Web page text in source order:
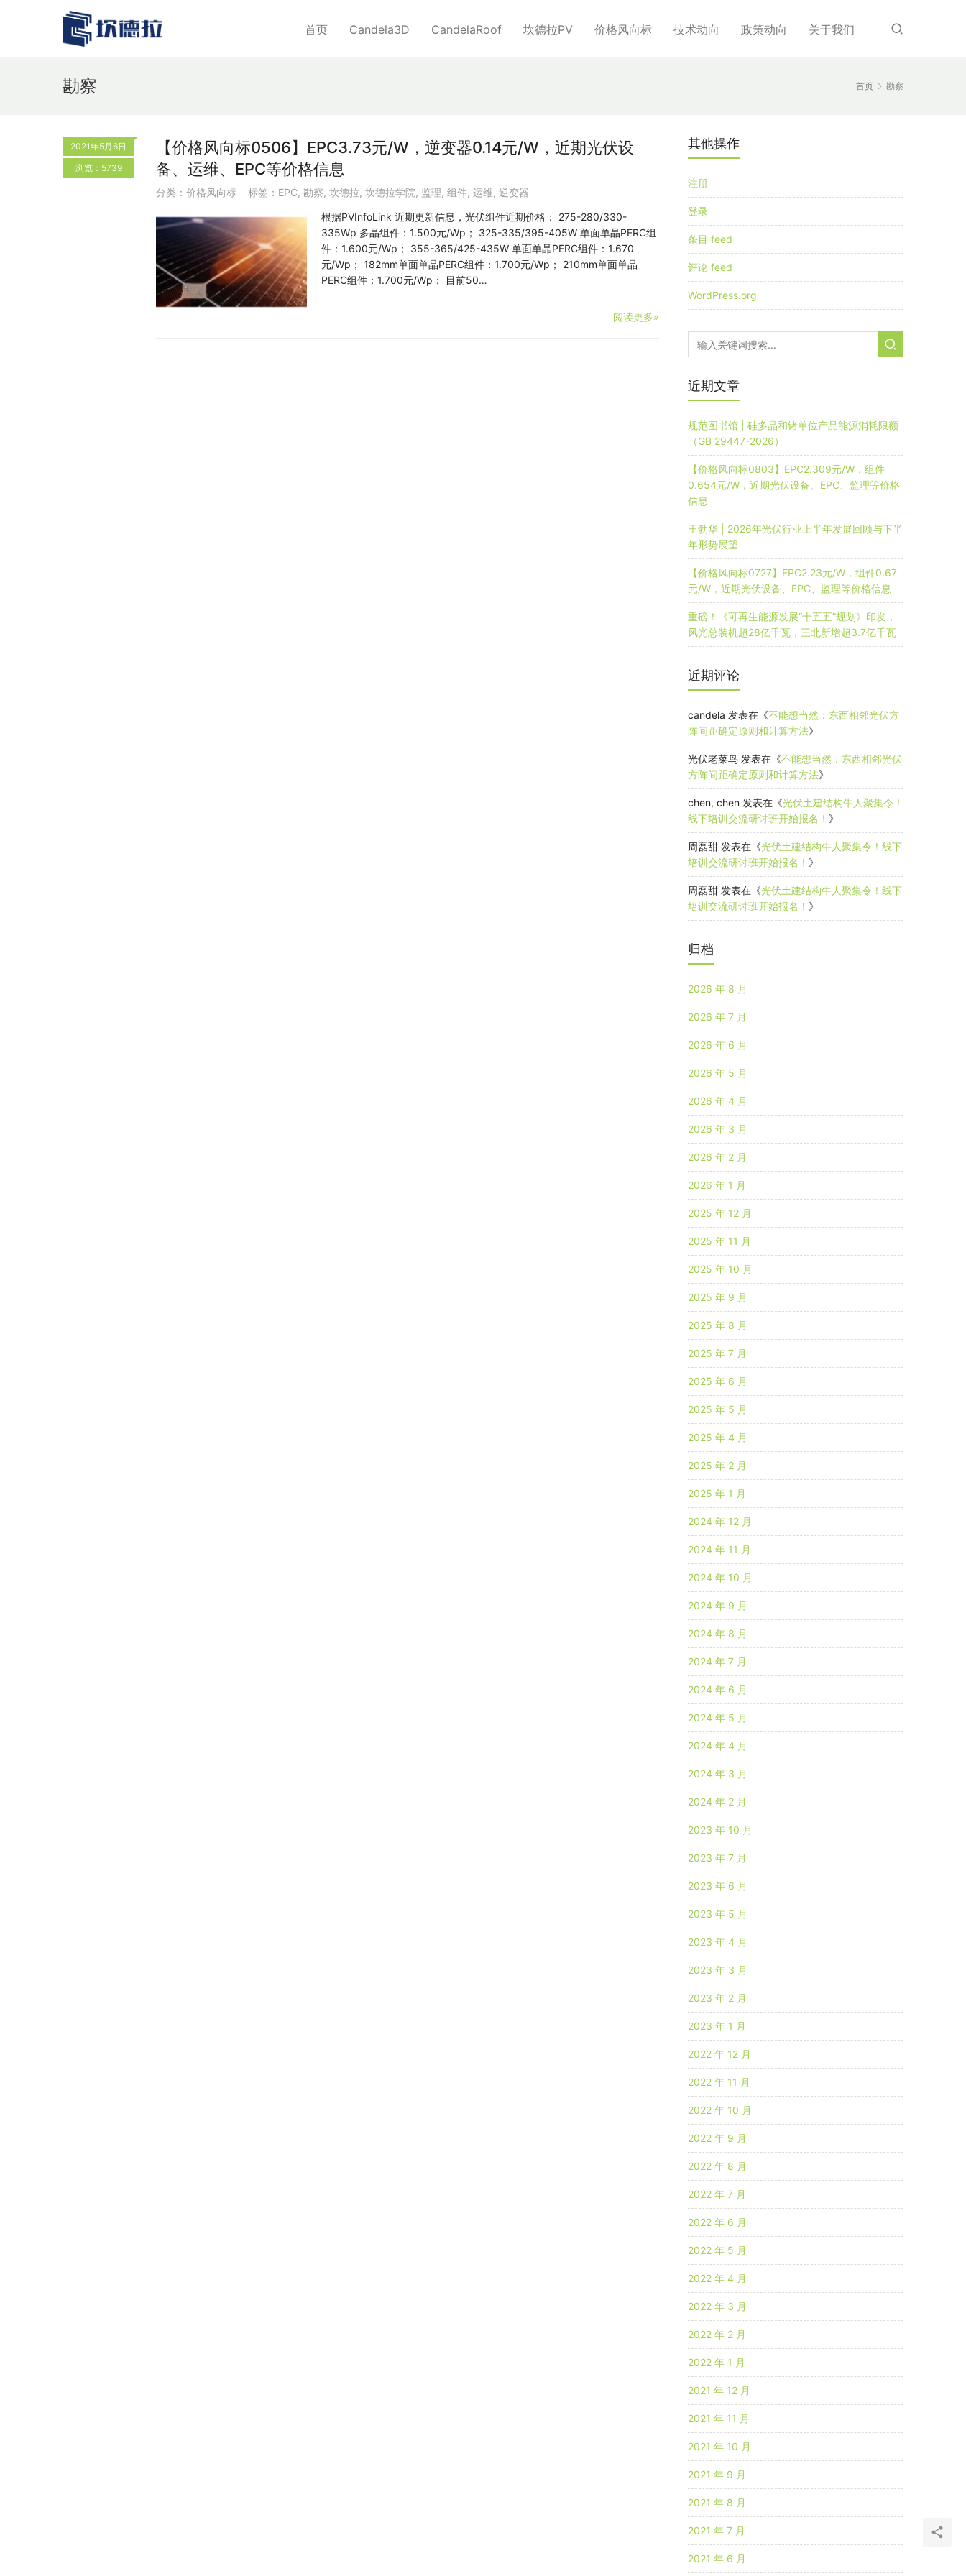
首页 Candela3D CandelaRoof 坎德拉PV 价格风向标 技术动向 政策动向 关于我们
首页 勘察
勘察
2021年5月6日
浏览：5739
【价格风向标0506】EPC3.73元/W，逆变器0.14元/W，近期光伏设
备、运维、EPC等价格信息
分类： 价格风向标 标签： EPC, 勘察, 坎德拉, 坎德拉学院, 监理, 组件, 运维, 逆变器
根据PVInfoLink 近期更新信息，光伏组件近期价格： 275-280/330-
335Wp 多晶组件：1.500元/Wp； 325-335/395-405W 单面单晶PERC组
件：1.600元/Wp； 355-365/425-435W 单面单晶PERC组件：1.670
元/Wp； 182mm单面单晶PERC组件：1.700元/Wp； 210mm单面单晶
PERC组件：1.700元/Wp； 目前50…
阅读更多»
其他操作
注册
登录
条目 feed
评论 feed
WordPress.org
近期文章
规范图书馆 | 硅多晶和锗单位产品能源消耗限额
（GB 29447-2026）
【价格风向标0803】EPC2.309元/W，组件
0.654元/W，近期光伏设备、EPC、监理等价格
信息
王勃华 | 2026年光伏行业上半年发展回顾与下半
年形势展望
【价格风向标0727】EPC2.23元/W，组件0.67
元/W，近期光伏设备、EPC、监理等价格信息
重磅！《可再生能源发展“十五五”规划》印发，
风光总装机超28亿千瓦，三北新增超3.7亿千瓦
近期评论
candela 发表在《不能想当然：东西相邻光伏方
阵间距确定原则和计算方法》
光伏老菜鸟 发表在《不能想当然：东西相邻光伏
方阵间距确定原则和计算方法》
chen, chen 发表在《光伏土建结构牛人聚集令！
线下培训交流研讨班开始报名！ 》
周磊甜 发表在《光伏土建结构牛人聚集令！线下
培训交流研讨班开始报名！ 》
周磊甜 发表在《光伏土建结构牛人聚集令！线下
培训交流研讨班开始报名！ 》
归档
2026 年 8 月
2026 年 7 月
2026 年 6 月
2026 年 5 月
2026 年 4 月
2026 年 3 月
2026 年 2 月
2026 年 1 月
2025 年 12 月
2025 年 11 月
2025 年 10 月
2025 年 9 月
2025 年 8 月
2025 年 7 月
2025 年 6 月
2025 年 5 月
2025 年 4 月
2025 年 2 月
2025 年 1 月
2024 年 12 月
2024 年 11 月
2024 年 10 月
2024 年 9 月
2024 年 8 月
2024 年 7 月
2024 年 6 月
2024 年 5 月
2024 年 4 月
2024 年 3 月
2024 年 2 月
2023 年 10 月
2023 年 7 月
2023 年 6 月
2023 年 5 月
2023 年 4 月
2023 年 3 月
2023 年 2 月
2023 年 1 月
2022 年 12 月
2022 年 11 月
2022 年 10 月
2022 年 9 月
2022 年 8 月
2022 年 7 月
2022 年 6 月
2022 年 5 月
2022 年 4 月
2022 年 3 月
2022 年 2 月
2022 年 1 月
2021 年 12 月
2021 年 11 月
2021 年 10 月
2021 年 9 月
2021 年 8 月
2021 年 7 月
2021 年 6 月